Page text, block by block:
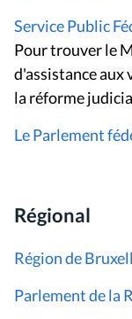
Service Public
Pour trouver le
d'assistance
la réforme
Le Parlement
Régional
Région de
Parlement de la